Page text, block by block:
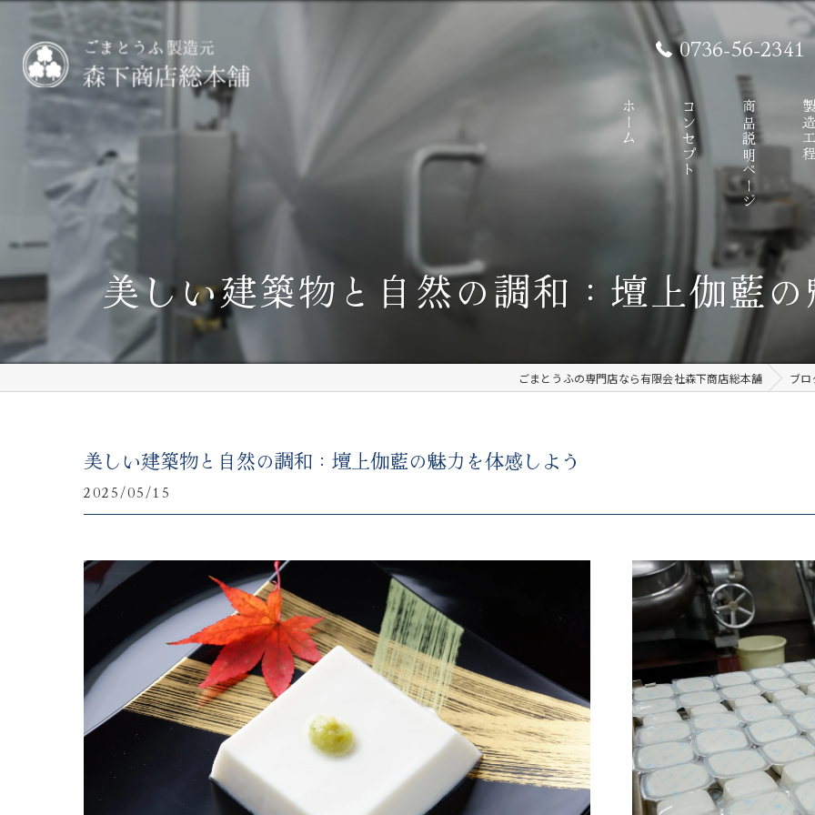
0736-56-2341
ホーム コンセプト 商品説明ページ 製
美しい建築物と自然の調和：壇上伽藍
ごまとうふの専門店なら有限会社森下商店総本舗 ブロ
美しい建築物と自然の調和：壇上伽藍の魅力を体感しよう
2025/05/15